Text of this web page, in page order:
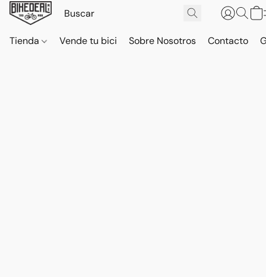
Tienda Vende tu bici Sobre Nosotros Contacto